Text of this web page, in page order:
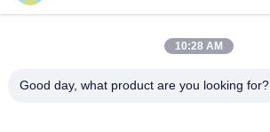
10:28 AM
Good day, what product are you looking for?